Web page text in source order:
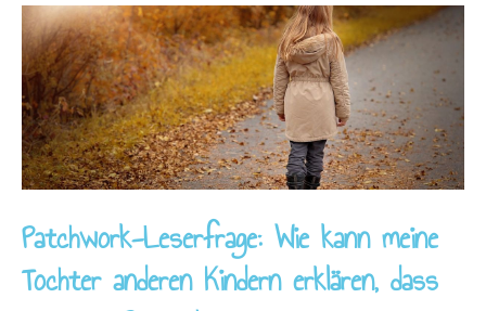
Patchwork-Leserfrage: Wie kann meine
Tochter anderen Kindern erklären, dass